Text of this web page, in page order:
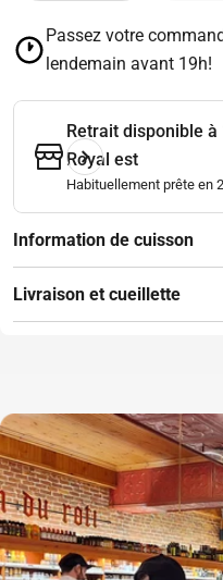
Passez votre
lendemain avant 19h!
Retrait disponible à
Royal est
Habituellement prête en
Information de cuisson
Livraison et cueillette